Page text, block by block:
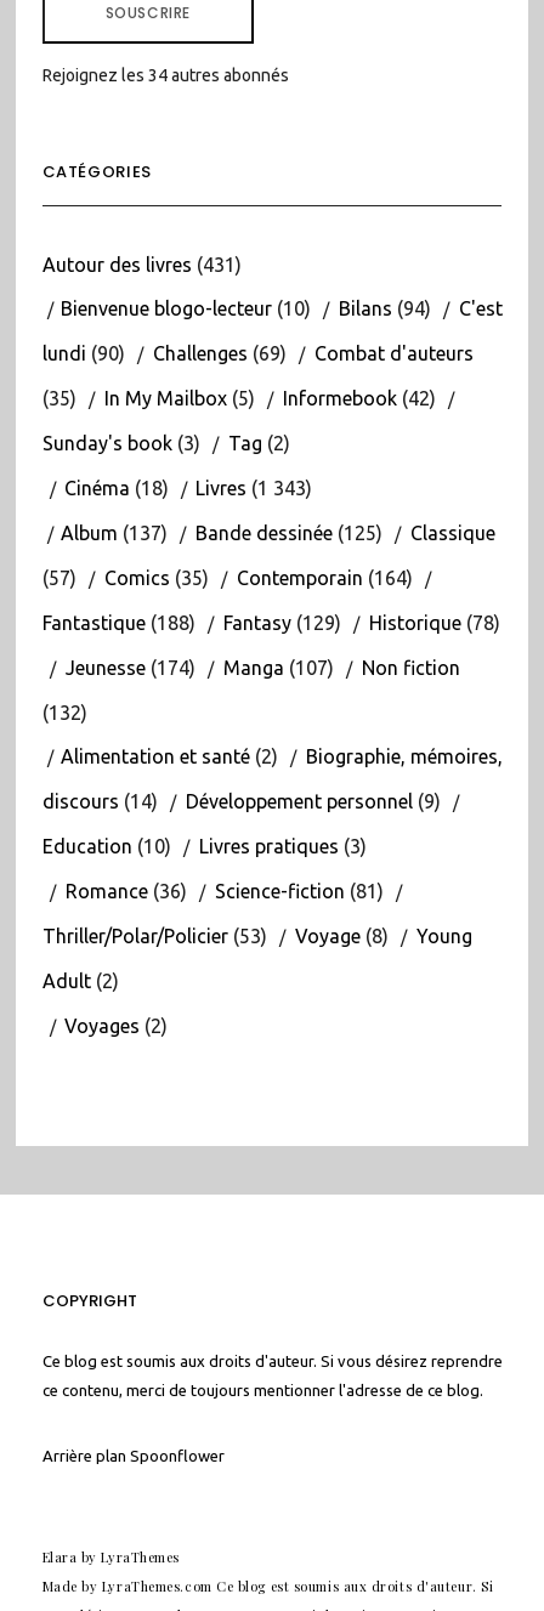
SOUSCRIRE
Rejoignez les 34 autres abonnés
CATÉGORIES
Autour des livres (431)
Bienvenue blogo-lecteur(10) Bilans (94) C'est
lundi (90) Challenges (69) Combat d'auteurs
(35) In My Mailbox(5) Informebook(42)
Sunday's book(3) Tag (2)
Cinéma (18) Livres (1 343)
Album (137) Bande dessinée(125) Classique
(57) Comics (35) Contemporain (164)
Fantastique(188) Fantasy(129) Historique(78)
Jeunesse(174) Manga (107) Non fiction
(132)
Alimentation et santé(2) Biographie, mémoires,
discours (14) Développement personnel(9)
Education (10) Livres pratiques (3)
Romance(36) Science-fiction (81)
Thriller/Polar/Policier(53) Voyage(8) Young
Adult(2)
Voyages (2)
COPYRIGHT
Ce blog est soumis aux droits d'auteur. Si vous désirez reprendre
ce contenu, merci de toujours mentionner l'adresse de ce blog.
Arrière plan Spoonflower
Elara by LyraThemes
Made by LyraThemes.com Ce blog est soumis aux droits d'auteur. Si